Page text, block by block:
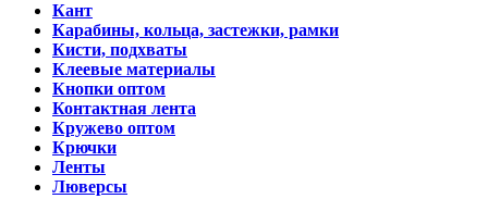
Кант
Карабины, кольца, застежки, рамки
Кисти, подхваты
Клеевые материалы
Кнопки оптом
Контактная лента
Кружево оптом
Крючки
Ленты
Люверсы